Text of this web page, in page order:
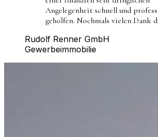
Angelegenheit schnell und
geholfen. Nochmals vielen Dank
Rudolf Renner GmbH
Gewerbeimmobilie